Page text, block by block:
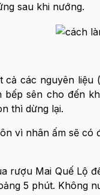
sau khi nướng.
cả các nguyên
bếp sên cho đến
thì dừng lại.
vì nhân ấm sẽ
rượu Mai Quế Lộ
5 phút. Không